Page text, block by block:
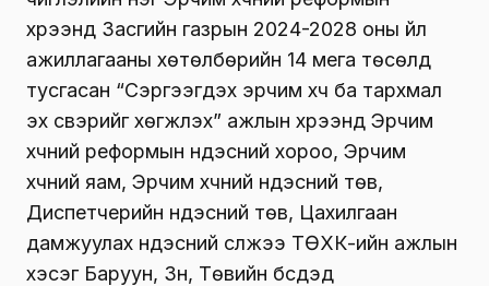
хүрээнд Засгийн газрын 2024-2028 оны үйл
ажиллагааны хөтөлбөрийн 14 мега төсөлд
тусгасан “Сэргээгдэх эрчим хүч ба тархмал
эх үүсвэрийг хөгжүүлэх” ажлын хүрээнд Эрчим
хүчний реформын үндэсний хороо, Эрчим
хүчний яам, Эрчим хүчний үндэсний төв,
Диспетчерийн үндэсний төв, Цахилгаан
дамжуулах үндэсний сүлжээ ТӨХК-ийн ажлын
хэсэг Баруун, Зүүн, Төвийн бүсүүдэд